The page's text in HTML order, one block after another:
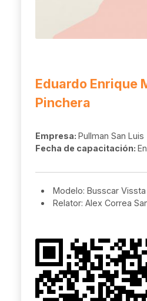
Eduardo Enrique
Pinchera
Empresa: Pullman San Luis
Fecha de capacitación:
Modelo: Busscar
Relator: Alex Correa